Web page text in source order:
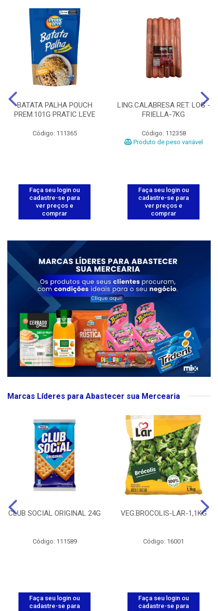
BATATA PALHA POUCH
PREM.101G PRATIC LEVE
Código: 111365
Faça seu login ou
cadastre-se para
ver preços e
comprar
LING.CALABRESA RET. LOG -
FRIELLA-7KG
Código: 112358
Produto de peso variável
Faça seu login ou
cadastre-se para
ver preços e
comprar
Marcas Líderes para Abastecer sua Mercearia
CLUB SOCIAL ORIGINAL 24G
Código: 111589
Faça seu login ou
cadastre-se para
VEG.BROCOLIS-LAR-1,1KG
Código: 16001
Faça seu login ou
cadastre-se para